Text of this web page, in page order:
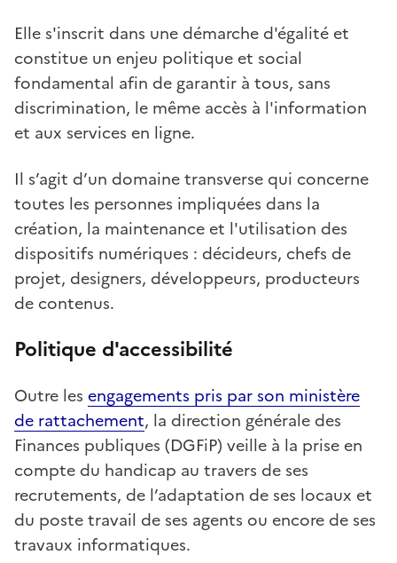
Elle s'inscrit dans une démarche d'égalité et
constitue un enjeu politique et social
fondamental afin de garantir à tous, sans
discrimination, le même accès à l'information
et aux services en ligne.
Il s’agit d’un domaine transverse qui concerne
toutes les personnes impliquées dans la
création, la maintenance et l'utilisation des
dispositifs numériques : décideurs, chefs de
projet, designers, développeurs, producteurs
de contenus.
Politique d'accessibilité
Outre les engagements pris par son ministère
de rattachement, la direction générale des
Finances publiques (DGFiP) veille à la prise en
compte du handicap au travers de ses
recrutements, de l’adaptation de ses locaux et
du poste travail de ses agents ou encore de ses
travaux informatiques.